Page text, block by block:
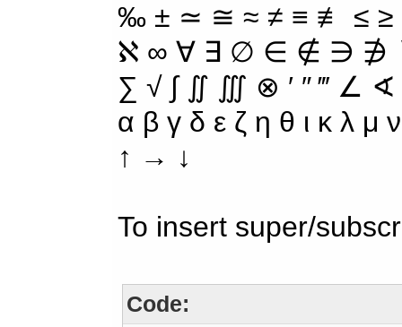
‰ ± ≃ ≅ ≈ ≠ ≡ ≢ ≤
ℵ ∞ ∀ ∃ ∅ ∈ ∉ ∋ ∌
∑ √ ∫ ∬ ∭ ⊗ ′ ″ ‴ ∠
α β γ δ ε ζ η θ ι κ λ
↑ → ↓
To insert super/
Code: